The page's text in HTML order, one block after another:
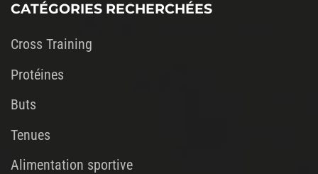
CATÉGORIES RECHERCHÉES
Cross Training
Protéines
Buts
Tenues
Alimentation sportive